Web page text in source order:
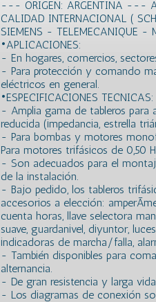
--- ORIGEN: ARGENTINA ---
CALIDAD INTERNACIONAL (
SIEMENS -
•APLICACIONES:
- En hogares, comercios,
- Para protección y comando
eléctricos en general.
•ESPECIFICACIONES TECNICAS:
- Amplia gama de tableros para
reducida (impedancia, estrella
- Para bombas y motores
Para motores trifásicos de 0,50
- Son adecuados para el
de la instalación.
- Bajo pedido, los tableros
accesorios a elección:
cuenta horas, llave selectora
suave, guardanivel, diyuntor, luces
indicadoras de marcha/falla,
- También disponibles para
alternancia.
- De gran resistencia y larga
- Los diagramas de conexión